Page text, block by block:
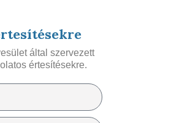
által szervezett
értesítésekre.